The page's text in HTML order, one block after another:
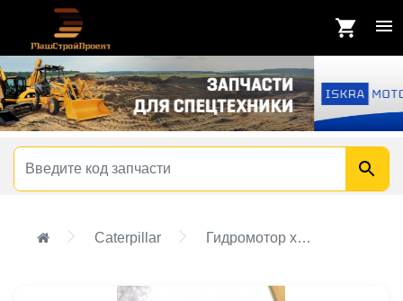
Caterpillar Гидромотор хода CAT 2159952 (215-9952) — оригинал для 320, 325, 330